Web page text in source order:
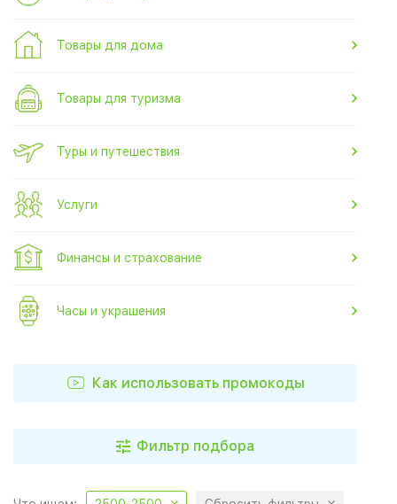
Товары для дома
Товары для туризма
Туры и путешествия
Услуги
Финансы и страхование
Часы и украшения
Как использовать промокоды
Фильтр подбора